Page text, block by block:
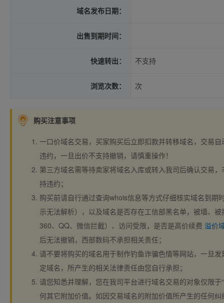
域名发布日期：
出售到期时间：
快速转出： 不支持
浏览次数： 次
购买注意事项
一口价域名交易，买家购买后立即扣款并转移域名，交易
违约，一旦出价不支持撤销，请慎重操作！
第三方域名需等待卖家将域名入库或转入我司后确认交易
持违约；
购买前请自行通过查询whois信息等方式仔细核实域名到期
示无法解析），以及域名是否存在工信部黑名单，被墙、
360、QQ、微信拦截）、访问受限，是否是高价续费 溢价
后无法撤销，西部数码不承担相关责任；
请不要将购买的域名用于制作钓鱼诈骗色情等网站，一旦
定域名，所产生的相关法律责任由您自行承担；
请您知悉并理解，您在我司平台进行域名交易的对象仅限于
何其它附加价值。如因交易域名的附加价值所产生的任何